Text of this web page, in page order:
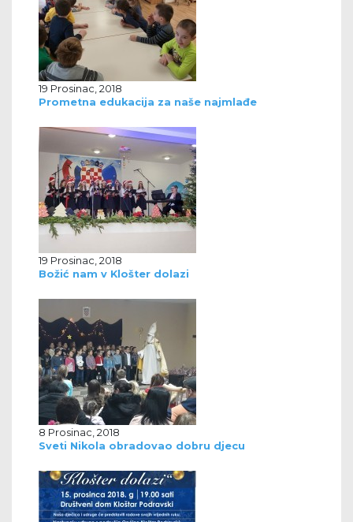
19 Prosinac, 2018
Prometna edukacija za naše najmlađe
19 Prosinac, 2018
Božić nam v Klošter dolazi
8 Prosinac, 2018
Sveti Nikola obradovao dobru djecu